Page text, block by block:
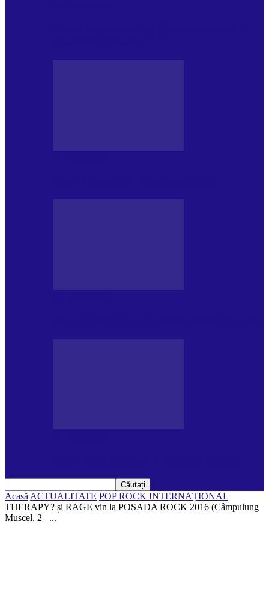
Acasă ACTUALITATE POP ROCK INTERNAȚIONAL
THERAPY? și RAGE vin la POSADA ROCK 2016 (Câmpulung
Muscel, 2 –...